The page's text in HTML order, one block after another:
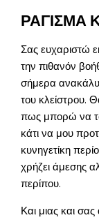
ΡΑΓΙΣΜΑ
Σας ευχαριστώ
την πιθανόν
σήμερα
του κλείστρου.
πως μπορώ να
κάτι να μου
κυνηγετίκη
χρήζει άμεσης
περίπου.
Και μιας και